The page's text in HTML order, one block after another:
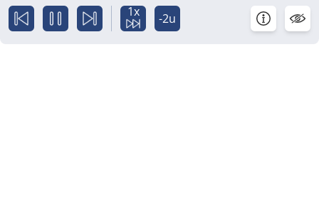
1x -2u